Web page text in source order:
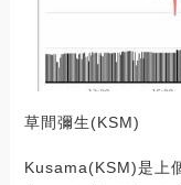
草間彌生(KSM)
Kusama(KSM)是上